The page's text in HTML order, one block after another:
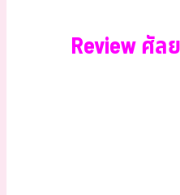
Review ศั